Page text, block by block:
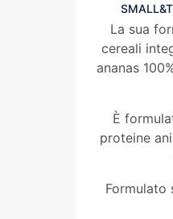
La sua
cereali
ananas
È
proteine
Formulato